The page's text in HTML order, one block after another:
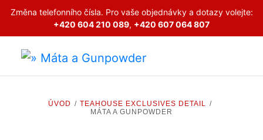
Změna telefonního čísla. Pro vaše objednávky a dotazy volejte:
+420 604 210 089, +420 607 064 807
ÚVOD
TEAHOUSE EXCLUSIVES DETAIL
MÁTA A GUNPOWDER